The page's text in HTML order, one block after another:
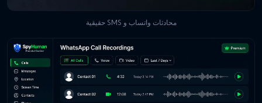
محادثات واتساب و SMS حقيقية